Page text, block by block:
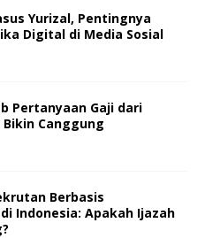
Yurizal, Pentingnya
Digital di Media Sosial
Pertanyaan Gaji dari
Canggung
Berbasis
Indonesia: Apakah Ijazah